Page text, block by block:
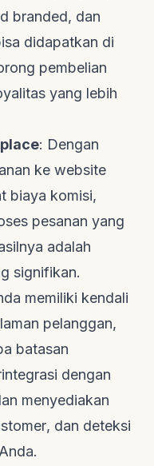
branded, dan
didapatkan di
pembelian
yang lebih
: Dengan
ke website
biaya komisi,
pesanan yang
adalah
signifikan.
memiliki kendali
pelanggan,
batasan
dengan
menyediakan
, dan deteksi